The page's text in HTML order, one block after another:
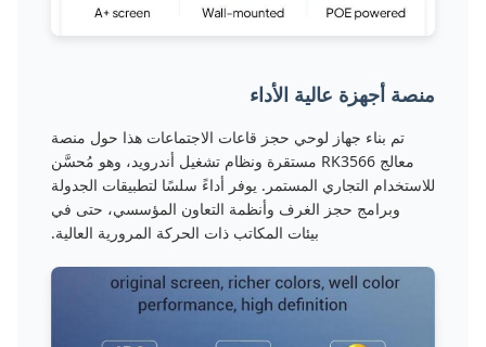
منصة أجهزة عالية الأداء
تم بناء جهاز لوحي حجز قاعات الاجتماعات هذا حول منصة
معالج RK3566 مستقرة ونظام تشغيل أندرويد، وهو مُحسَّن
للاستخدام التجاري المستمر. يوفر أداءً سلسًا لتطبيقات الجدولة
وبرامج حجز الغرف وأنظمة التعاون المؤسسي، حتى في
بيئات المكاتب ذات الحركة المرورية العالية.